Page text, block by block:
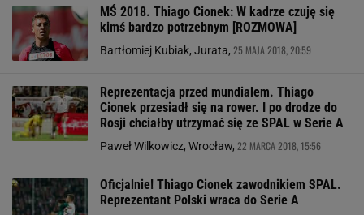
MŚ 2018. Thiago Cionek: W kadrze czuję się
kimś bardzo potrzebnym [ROZMOWA]
Bartłomiej Kubiak, Jurata, 25 MAJA 2018, 20:59
Reprezentacja przed mundialem. Thiago
Cionek przesiadł się na rower. I po drodze do
Rosji chciałby utrzymać się ze SPAL w Serie A
Paweł Wilkowicz, Wrocław, 22 MARCA 2018, 15:56
Oficjalnie! Thiago Cionek zawodnikiem SPAL.
Reprezentant Polski wraca do Serie A